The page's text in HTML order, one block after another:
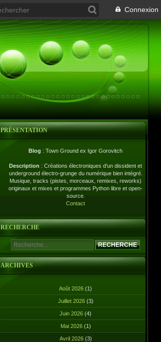
Connexion
PRÉSENTATION
Blog : Town Ground ex Igor Gorovitch
Description : Créations électroniques d'un dissident et
underground électro-grunge du numérique bien intégré.
Musique, tracks (pistes, morceaux, remixes, reworks)
originaux et mixes et programmes Python libre et open-
source.
Contact
RECHERCHE
ARCHIVES
Août 2026 (1)
Juillet 2026 (3)
Juin 2026 (4)
Mai 2026 (1)
Avril 2026 (3)